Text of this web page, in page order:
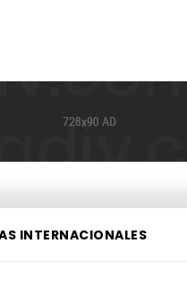
INTERNACIONALES